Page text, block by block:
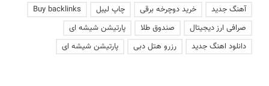
آهنگ جدید
خرید دوچرخه برقی چاپ لیبل
Buy backlinks
صرافی ارز دیجیتال
صندوق طلا
پارتیشن شیشه ای
دانلود اهنگ جدید
رزرو هتل دبی پارتیشن شیشه ای